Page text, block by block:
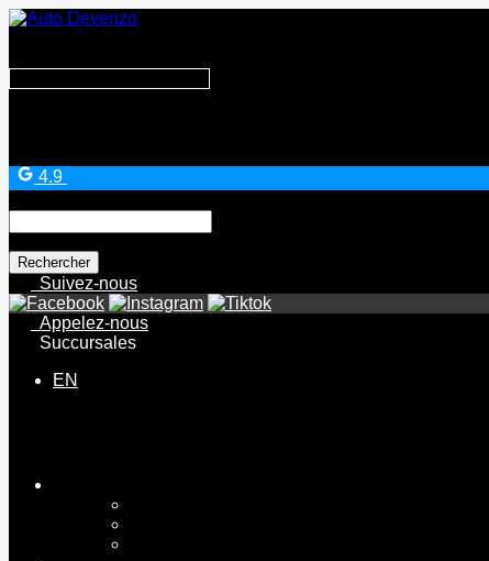
4.9
for:
Suivez-nous
Appelez-nous
Succursales
EN